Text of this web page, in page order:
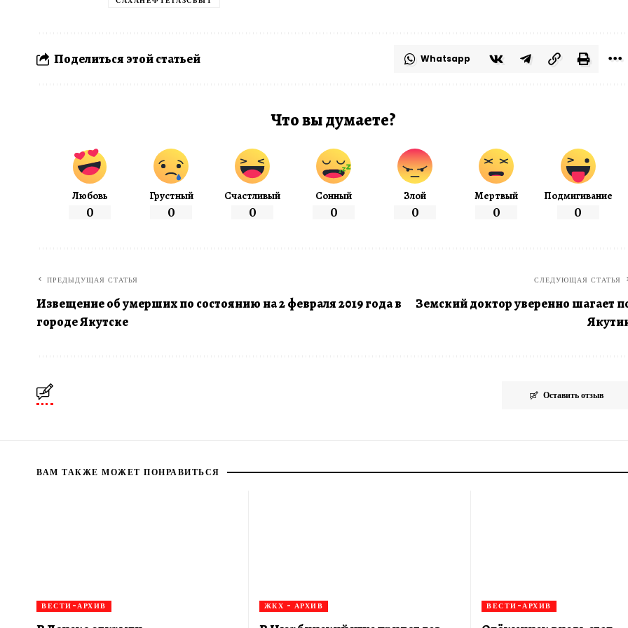
Поделиться этой статьей Whatsapp
Что вы думаете?
Любовь
0
Грустный
0
Счастливый
0
Сонный
0
Злой
0
Мертвый
0
Подмигивание
0
ПРЕДЫДУЩАЯ СТАТЬЯ
Извещение об умерших по состоянию на 2 февраля 2019 года в
городе Якутске
СЛЕДУЮЩАЯ СТАТЬЯ
Земский доктор уверенно шагает
Оставить отзыв
ВАМ ТАКЖЕ МОЖЕТ ПОНРАВИТЬСЯ
ВЕСТИ-АРХИВ ЖКХ - АРХИВ ВЕСТИ-АРХИВ